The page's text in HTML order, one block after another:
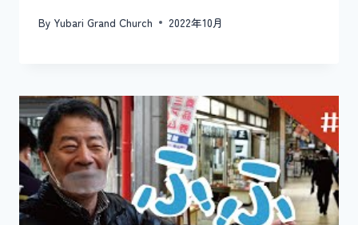
By Yubari Grand Church 2022年10月